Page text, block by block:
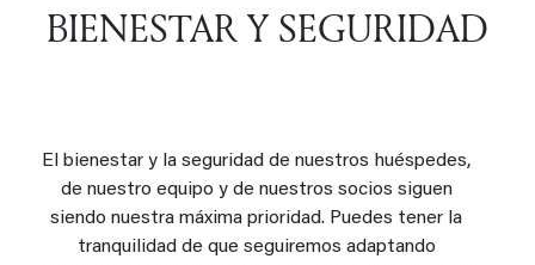
BIENESTAR Y SEGURIDAD
El bienestar y la seguridad de nuestros huéspedes,
de nuestro equipo y de nuestros socios siguen
siendo nuestra máxima prioridad. Puedes tener la
tranquilidad de que seguiremos adaptando